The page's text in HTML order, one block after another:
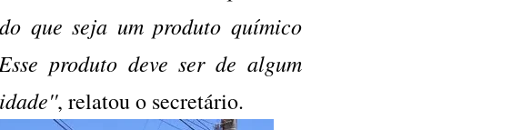
que seja um produto químico
produto deve ser de algum
, relatou o secretário.